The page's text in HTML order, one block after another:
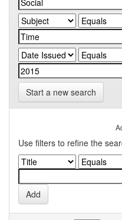
Start a new search
Use filters to refine the